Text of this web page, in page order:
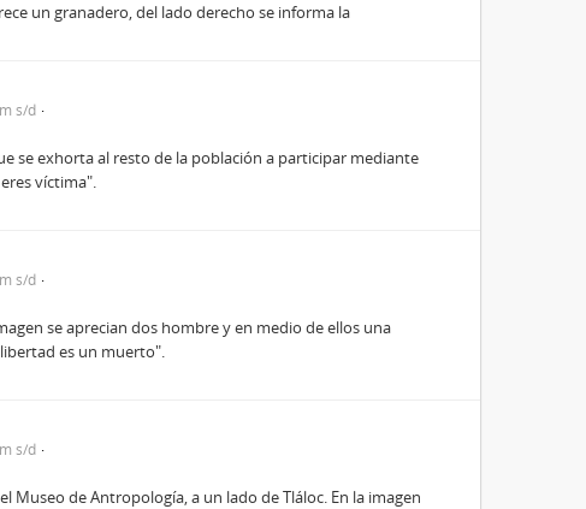
un granadero, del lado derecho se informa la
s/d
se exhorta al resto de la población a participar mediante
víctima".
s/d
se aprecian dos hombre y en medio de ellos una
es un muerto".
s/d
Museo de Antropología, a un lado de Tláloc. En la imagen